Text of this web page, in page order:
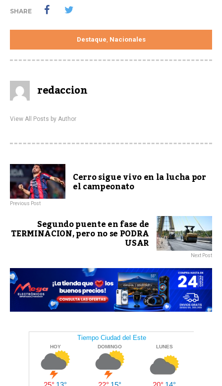
SHARE
Destaque, Nacionales
redaccion
View All Posts by Author
Cerro sigue vivo en la lucha por
el campeonato
Previous Post
Segundo puente en fase de
TERMINACION, pero no se PODRA
USAR
Next Post